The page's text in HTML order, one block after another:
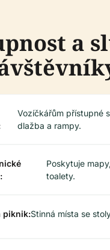
a
Vozíčkářům přístupné
dlažba a rampy.
Poskytuje
toalety.
piknik:Stinná místa se